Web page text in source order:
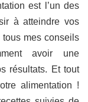
est l’un des
à atteindre vos
mes conseils
avoir une
résultats. Et tout
alimentation !